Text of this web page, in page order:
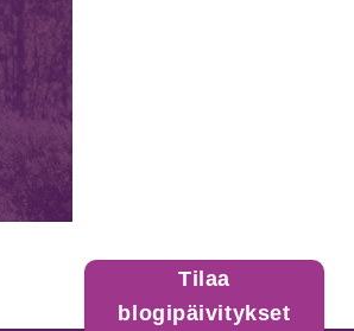
Tilaa
blogipäivitykset